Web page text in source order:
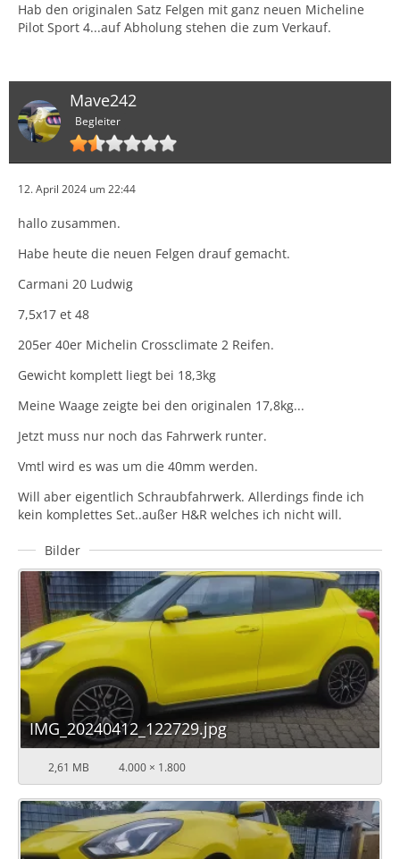
Hab den originalen Satz Felgen mit ganz neuen Micheline
Pilot Sport 4...auf Abholung stehen die zum Verkauf.
Mave242
Begleiter
12. April 2024 um 22:44
hallo zusammen.
Habe heute die neuen Felgen drauf gemacht.
Carmani 20 Ludwig
7,5x17 et 48
205er 40er Michelin Crossclimate 2 Reifen.
Gewicht komplett liegt bei 18,3kg
Meine Waage zeigte bei den originalen 17,8kg...
Jetzt muss nur noch das Fahrwerk runter.
Vmtl wird es was um die 40mm werden.
Will aber eigentlich Schraubfahrwerk. Allerdings finde ich
kein komplettes Set..außer H&R welches ich nicht will.
Bilder
IMG_20240412_122729.jpg
2,61 MB 4.000 × 1.800